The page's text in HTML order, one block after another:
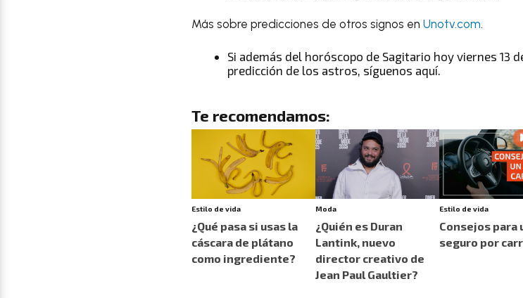
Más sobre predicciones de otros signos en Unotv.com.
Si además del horóscopo de Sagitario hoy viernes 13
predicción de los astros , síguenos aquí.
Te recomendamos:
Estilo de vida
¿Qué pasa si usas la
cáscara de plátano
como ingrediente?
Moda
¿Quién es Duran
Lantink, nuevo
director creativo de
Jean Paul Gaultier?
Estilo de vida
Consejos para
seguro por